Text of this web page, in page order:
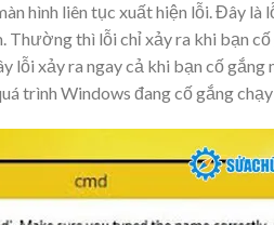
hình liên tục xuất hiện lỗi. Đây là
thì lỗi chỉ xảy ra khi bạn
lỗi xảy ra ngay cả khi bạn cố
trình Windows đang cố gắng